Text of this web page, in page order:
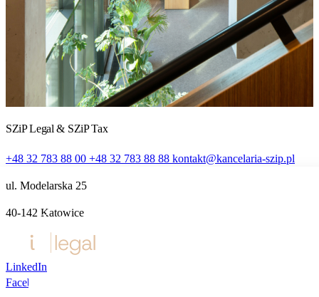
Ta strona używa plików cookie i umożliwia wybór, które
SZiP Legal & SZiP Tax
+48 32 783 88 00 +48 32 783 88 88 kontakt@kancelaria-szip.pl
ul. Modelarska 25
40‑142 Katowice
LinkedIn
Facebook